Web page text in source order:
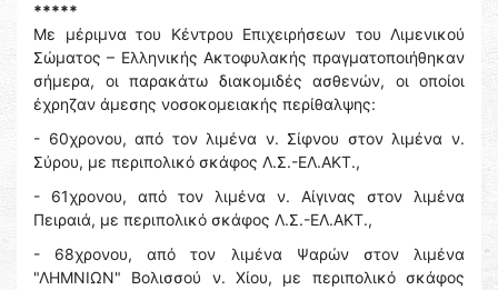
*****
Με μέριμνα του Κέντρου Επιχειρήσεων του Λιμενικού
Σώματος – Ελληνικής Ακτοφυλακής πραγματοποιήθηκαν
σήμερα, οι παρακάτω διακομιδές ασθενών, οι οποίοι
έχρηζαν άμεσης νοσοκομειακής περίθαλψης:
- 60χρονου, από τον λιμένα ν. Σίφνου στον λιμένα ν.
Σύρου, με περιπολικό σκάφος Λ.Σ.-ΕΛ.ΑΚΤ.,
- 61χρονου, από τον λιμένα ν. Αίγινας στον λιμένα
Πειραιά, με περιπολικό σκάφος Λ.Σ.-ΕΛ.ΑΚΤ.,
- 68χρονου, από τον λιμένα Ψαρών στον λιμένα
"ΛΗΜΝΙΩΝ" Βολισσού ν. Χίου, με περιπολικό σκάφος